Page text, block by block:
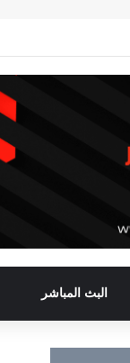
البث المباشر